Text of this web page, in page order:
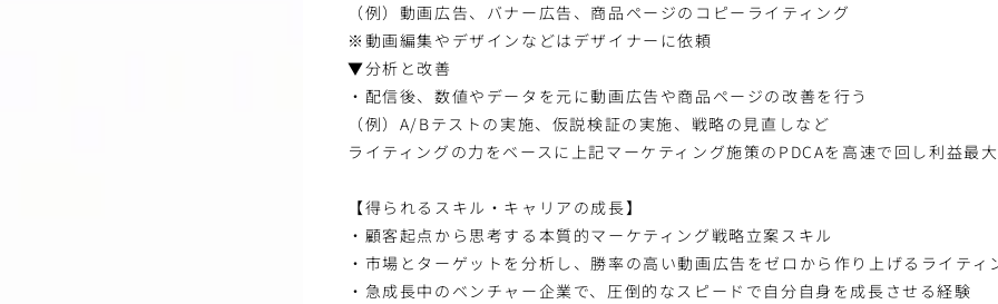
（例）動画広告、バナー広告、商品ページのコピーライティング
※動画編集やデザインなどはデザイナーに依頼
▼分析と改善
・配信後、数値やデータを元に動画広告や商品ページの改善を行う
（例）A/Bテストの実施、仮説検証の実施、戦略の見直しなど
ライティングの力をベースに上記マーケティング施策のPDCAを高速で回し利益最
【得られるスキル・キャリアの成長】
・顧客起点から思考する本質的マーケティング戦略立案スキル
・市場とターゲットを分析し、勝率の高い動画広告をゼロから作り上げるライティ
・急成長中のベンチャー企業で、圧倒的なスピードで自分自身を成長させる経験